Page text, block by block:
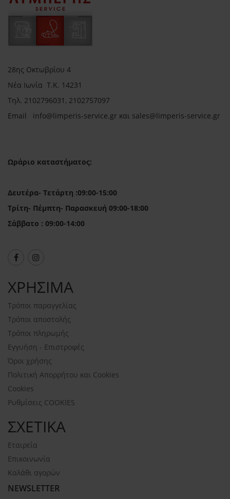
28ης Οκτωβρίου 4
Νέα Ιωνία Τ.Κ. 14231
Τηλ. 2102796031, 2102757097
Email info@limperis-service.gr και sales@limperis-service.gr
Ωράριο καταστήματος:
Δευτέρα- Τετάρτη :09:00-15:00
Τρίτη- Πέμπτη- Παρασκευή 09:00-18:00
Σάββατο : 09:00-14:00
ΧΡΗΣΙΜΑ
Τρόποι παραγγελίας
Τρόποι αποστολής
Τρόποι πληρωμής
Εγγυήση - Επιστροφές
Όροι χρήσης
Πολιτική Απορρήτου και Cookies
Cookies
Ρυθμίσεις COOKIES
ΣΧΕΤΙΚΑ
Εταιρεία
Επικοινωνία
Καλάθι αγορών
NEWSLETTER